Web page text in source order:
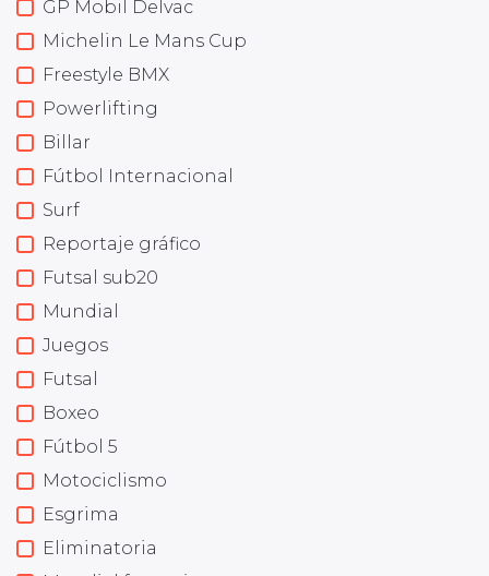
GP Mobil Delvac
Michelin Le Mans Cup
Freestyle BMX
Powerlifting
Billar
Fútbol Internacional
Surf
Reportaje gráfico
Futsal sub20
Mundial
Juegos
Futsal
Boxeo
Fútbol 5
Motociclismo
Esgrima
Eliminatoria